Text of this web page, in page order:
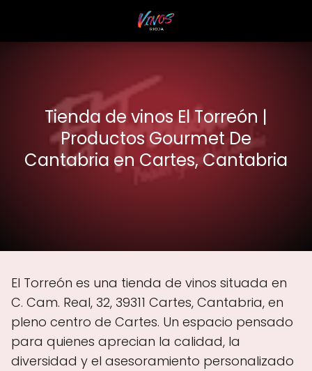
Tienda de vinos El Torreón |
Productos Gourmet De
Cantabria en Cartes, Cantabria
El Torreón es una tienda de vinos situada en
C. Cam. Real, 32, 39311 Cartes, Cantabria, en
pleno centro de Cartes. Un espacio pensado
para quienes aprecian la calidad, la
diversidad y el asesoramiento personalizado